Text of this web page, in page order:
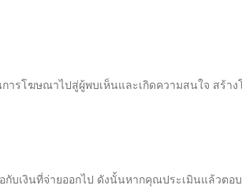
ารโฆษณาไปสู่ผู้พบเห็นและเกิดความสนใจ สร้าง
กับเงินที่จ่ายออกไป ดังนั้นหากคุณประเมินแล้วตอ